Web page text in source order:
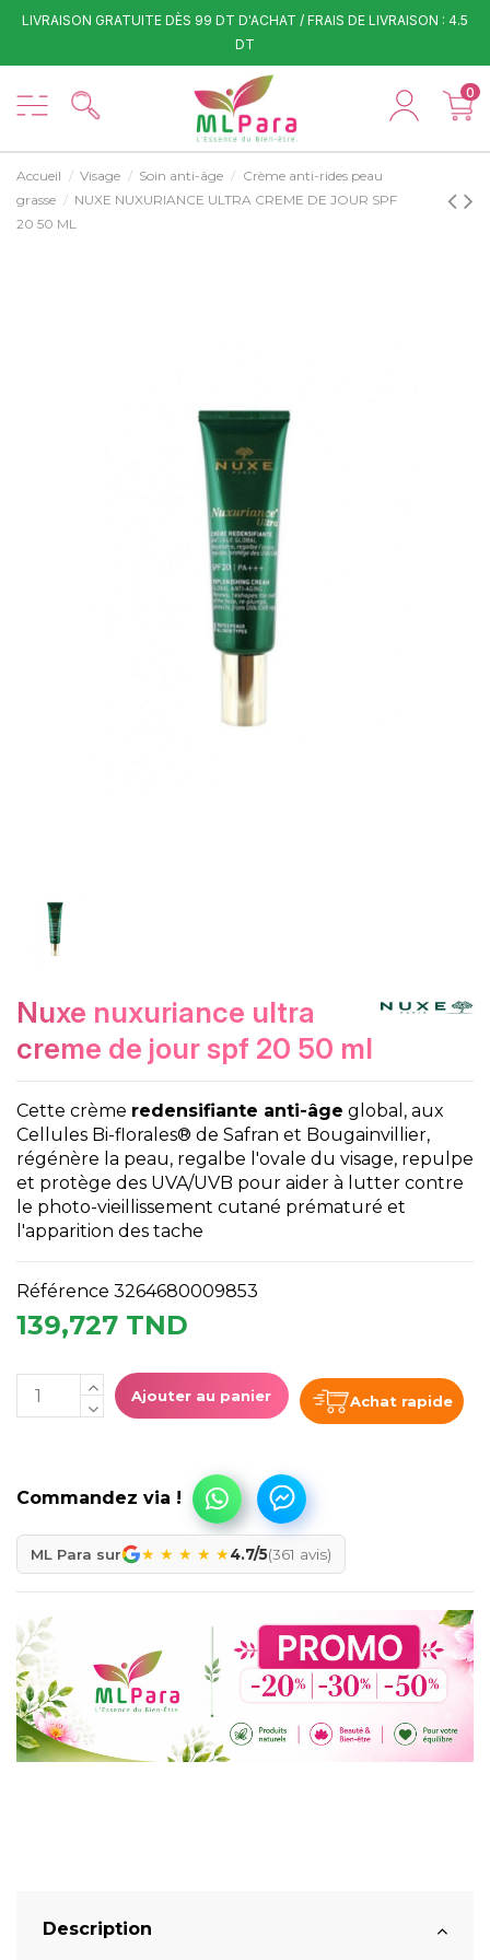
LIVRAISON GRATUITE DÈS 99 DT D'ACHAT / FRAIS DE LIVRAISON : 4.5
DT
0
Accueil Visage Soin anti-âge
Crème anti-rides peau
grasse
NUXE NUXURIANCE ULTRA CREME DE JOUR SPF
20 50 ML
nuxe nuxuriance ultra
creme de jour spf 20 50 ml
Cette crème redensifiante anti-âge global, aux
Cellules Bi-florales® de Safran et Bougainvillier,
régénère la peau, regalbe l'ovale du visage, repulpe
et protège des UVA/UVB pour aider à lutter contre
le photo-vieillissement cutané prématuré et
l'apparition des tache
Référence 3264680009853
139,727 TND
Ajouter au panier Achat rapide
ML Para sur ★ ★ ★ ★ ★4.7/5(361 avis)
Description